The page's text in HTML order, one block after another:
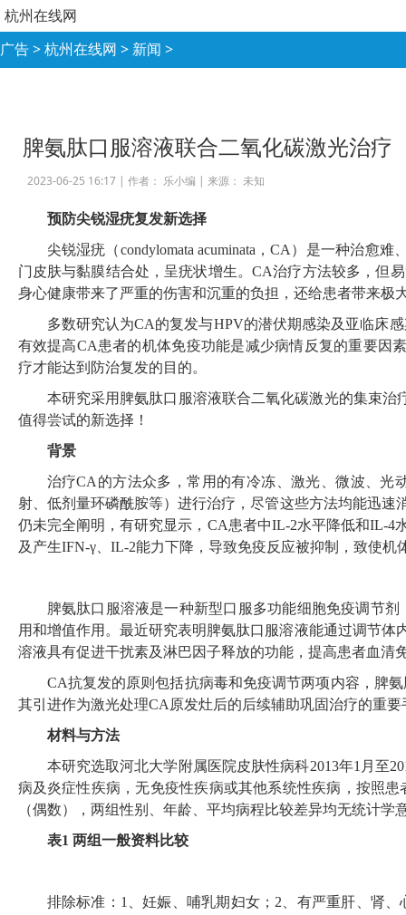
杭州在线网
广告>杭州在线网 > 新闻 >
脾氨肽口服溶液联合二氧化碳激光治疗
2023-06-25 16:17 | 作者： 乐小编 | 来源： 未知
预防尖锐湿疣复发新选择
尖锐湿疣（condylomata acuminata ，CA ）是一种治愈难
门皮肤与黏膜结合处，呈疣状增生。CA治疗方法较多，但
身心健康带来了严重的伤害和沉重的负担，还给患者带来极
多数研究认为CA的复发与HPV的潜伏期感染及亚临床
有效提高CA患者的机体免疫功能是减少病情反复的重要因
疗才能达到防治复发的目的。
本研究采用脾氨肽口服溶液联合二氧化碳激光的集束治
值得尝试的新选择！
背景
治疗CA 的方法众多，常用的有冷冻、激光、微波、光
射、低剂量环磷酰胺等）进行治疗，尽管这些方法均能迅速
仍未完全阐明，有研究显示， CA患者中IL-2水平降低和IL-4
及产生IFN-γ、 IL-2能力下降，导致免疫反应被抑制，致使机
脾氨肽口服溶液是一种新型口服多功能细胞免疫调节
用和增值作用。最近研究表明脾氨肽口服溶液能通过调节体
溶液具有促进干扰素及淋巴因子释放的功能，提高患者血清
CA抗复发的原则包括抗病毒和免疫调节两项内容，脾
其引进作为激光处理CA 原发灶后的后续辅助巩固治疗的重要
材料与方法
本研究选取河北大学附属医院皮肤性病科2013年1 月至
病及炎症性疾病，无免疫性疾病或其他系统性疾病，按照
（偶数），两组性别、年龄、平均病程比较差异均无统计学
表1 两组一般资料比较
排除标准： 1 、妊娠、哺乳期妇女； 2 、有严重肝、肾